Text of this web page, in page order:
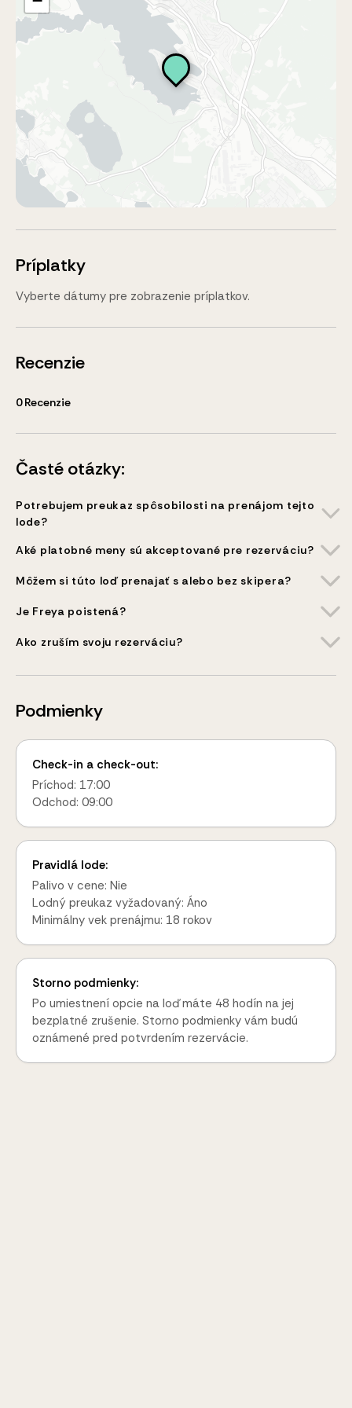
Príplatky
Vyberte dátumy pre zobrazenie príplatkov.
Recenzie
0 Recenzie
Časté otázky:
Potrebujem preukaz spôsobilosti na prenájom tejto
lode?
Aké platobné meny sú akceptované pre rezerváciu?
Môžem si túto loď prenajať s alebo bez skipera?
Je Freya poistená?
Ako zruším svoju rezerváciu?
Podmienky
Check-in a check-out:
Príchod: 17:00
Odchod: 09:00
Pravidlá lode:
Palivo v cene: Nie
Lodný preukaz vyžadovaný: Áno
Minimálny vek prenájmu: 18 rokov
Storno podmienky:
Po umiestnení opcie na loď máte 48 hodín na jej
bezplatné zrušenie. Storno podmienky vám budú
oznámené pred potvrdením rezervácie.